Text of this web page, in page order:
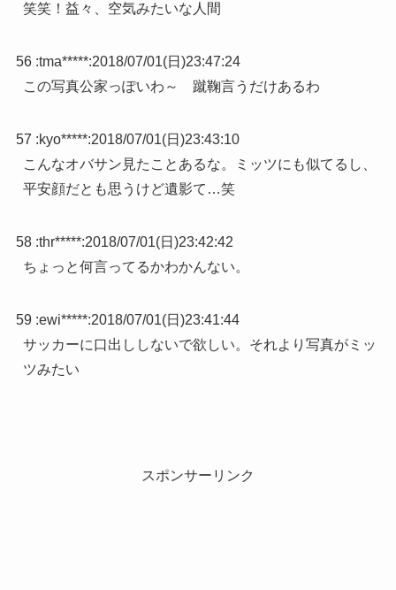
笑笑！益々、空気みたいな人間
56 :tma*****:2018/07/01(日)23:47:24
この写真公家っぽいわ～ 蹴鞠言うだけあるわ
57 :kyo*****:2018/07/01(日)23:43:10
こんなオバサン見たことあるな。ミッツにも似てるし、
平安顔だとも思うけど遺影て…笑
58 :thr*****:2018/07/01(日)23:42:42
ちょっと何言ってるかわかんない。
59 :ewi*****:2018/07/01(日)23:41:44
サッカーに口出ししないで欲しい。それより写真がミッ
ツみたい
スポンサーリンク